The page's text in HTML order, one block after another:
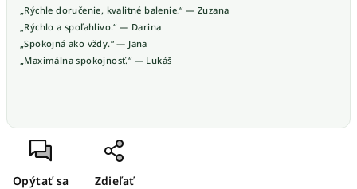
„Rýchle doručenie, kvalitné balenie.“ — Zuzana
„Rýchlo a spoľahlivo.“ — Darina
„Spokojná ako vždy.“ — Jana
„Maximálna spokojnosť.“ — Lukáš
Opýtať sa Zdieľať